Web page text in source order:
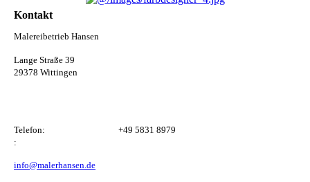
Kontakt
Malereibetrieb Hansen
Lange Straße 39
29378 Wittingen
Telefon:
:
+49 5831 8979
info@malerhansen.de